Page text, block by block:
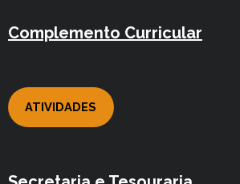
Complemento Curricular
ATIVIDADES